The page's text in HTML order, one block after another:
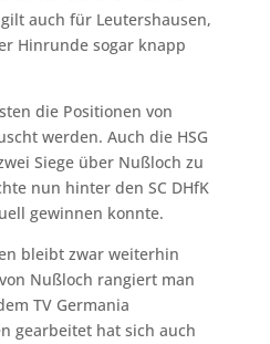
auch für Leutershausen,
Hinrunde sogar knapp
die Positionen von
werden. Auch die HSG
Siege über Nußloch zu
nun hinter den SC DHfK
gewinnen konnte.
bleibt zwar weiterhin
Nußloch rangiert man
TV Germania
gearbeitet hat sich auch